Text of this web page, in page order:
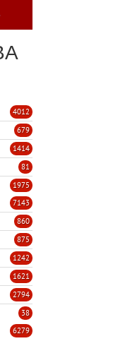
4012
679
1414
81
1975
7143
860
875
1242
1621
2794
38
6279